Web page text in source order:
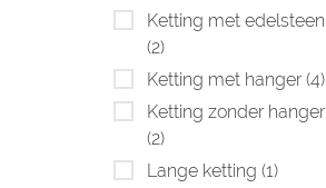
Ketting met edelsteen
(2)
Ketting met hanger(4)
Ketting zonder hanger
(2)
Lange ketting (1)